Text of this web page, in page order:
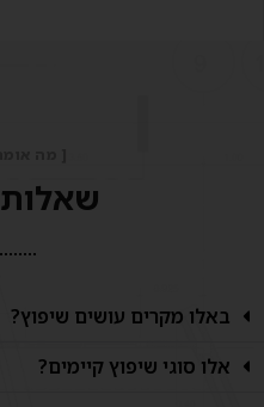
באלו מקרים עושים שיפוץ?
אלו סוגי שיפוץ קיימים?